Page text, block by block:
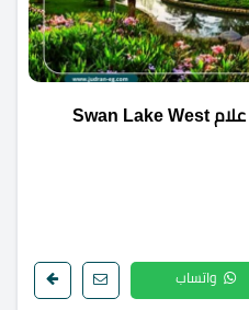
سوان ليك ويست أكتوبر حسن علام Swan Lake West
واتساب